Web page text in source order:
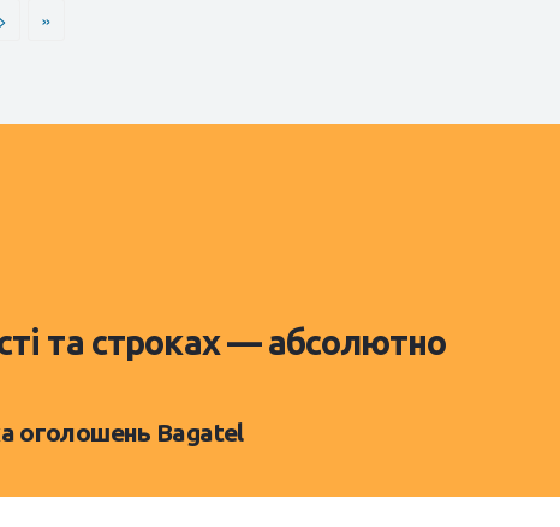
»
та строках — абсолютно
оголошень Bagatel